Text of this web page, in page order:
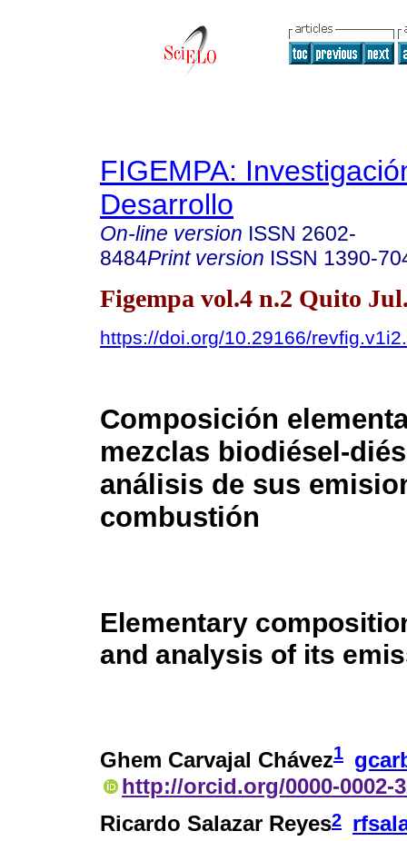
FIGEMPA:
Desarrollo
On-line version ISSN 2602-
8484Print version ISSN 1390-
Figempa vol.4 n.2 Quito
https://doi.org/10.29166/
Composición
mezclas biodiésel-
análisis de sus
combustión
Elementary
and analysis of its
Ghem Carvajal Chávez1
http://orcid.org/0000-0002-
Ricardo Salazar Reyes2